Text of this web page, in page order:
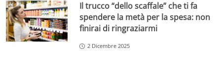
Il trucco “dello scaffale” che ti fa
spendere la metà per la spesa: non
finirai di ringraziarmi
2 Dicembre 2025